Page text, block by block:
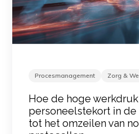
Procesmanagement Zorg &
Hoe de hoge
personeelstekort in
tot het omzeilen van